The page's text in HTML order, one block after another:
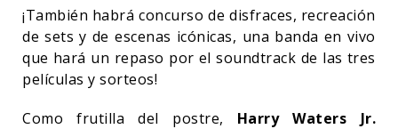
¡También habrá concurso de disfraces, recreación
de sets y de escenas icónicas, una banda en vivo
que hará un repaso por el soundtrack de las tres
películas y sorteos!
Como frutilla del postre, Harry Waters Jr.